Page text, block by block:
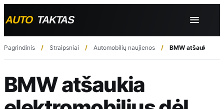
Pagrindinis Straipsniai Automobilių naujienos BMW atšaukia
BMW atšaukia